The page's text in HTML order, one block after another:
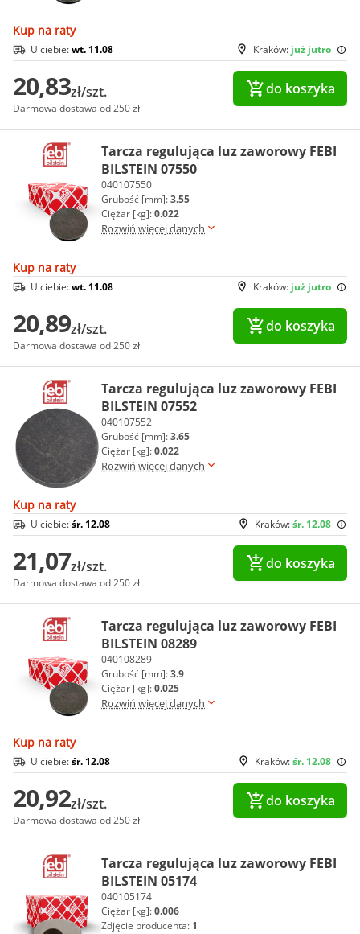
Kup na raty
Kraków: już jutro
U ciebie:wt. 11.08
20,83zł/szt.
Darmowa dostawa od 250 zł
do koszyka
Tarcza regulująca luz zaworowy FEBI
BILSTEIN 07550
040107550
Grubość [mm]:3.55
Ciężar [kg]:0.022
Rozwiń więcej danych
Kup na raty
Kraków: już jutro
U ciebie:wt. 11.08
20,89zł/szt.
Darmowa dostawa od 250 zł
do koszyka
Tarcza regulująca luz zaworowy FEBI
BILSTEIN 07552
040107552
Grubość [mm]:3.65
Ciężar [kg]:0.022
Rozwiń więcej danych
Kup na raty
Kraków:śr. 12.08
U ciebie:śr. 12.08
21,07zł/szt.
Darmowa dostawa od 250 zł
do koszyka
Tarcza regulująca luz zaworowy FEBI
BILSTEIN 08289
040108289
Grubość [mm]:3.9
Ciężar [kg]:0.025
Rozwiń więcej danych
Kup na raty
Kraków:śr. 12.08
U ciebie:śr. 12.08
20,92zł/szt.
Darmowa dostawa od 250 zł
do koszyka
Tarcza regulująca luz zaworowy FEBI
BILSTEIN 05174
040105174
Ciężar [kg]:0.006
Zdjęcie producenta: 1